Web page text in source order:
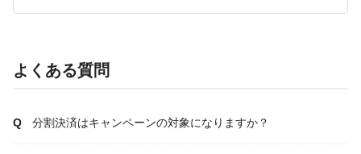
よくある質問
分割決済はキャンペーンの対象になりますか？